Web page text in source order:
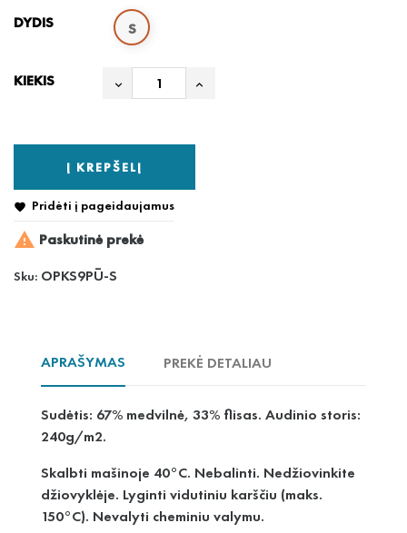
DYDIS S
KIEKIS
Į KREPŠELĮ
 Pridėti į pageidaujamus
 Paskutinė prekė
Sku: OPKS9PŪ-S
APRAŠYMAS PREKĖ DETALIAU
Sudėtis: 67% medvilnė, 33% flisas. Audinio storis:
240g/m2.
Skalbti mašinoje 40°C. Nebalinti. Nedžiovinkite
džiovyklėje. Lyginti vidutiniu karščiu (maks.
150°C). Nevalyti cheminiu valymu.